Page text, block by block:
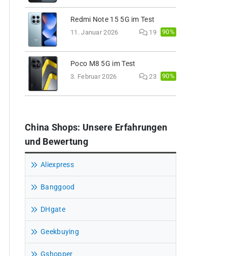
Redmi Note 15 5G im Test
11. Januar 2026 19 90%
Poco M8 5G im Test
3. Februar 2026 23 90%
China Shops: Unsere Erfahrungen
und Bewertung
Aliexpress
Banggood
DHgate
Geekbuying
Gshopper